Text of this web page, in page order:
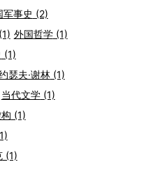
军事史 (2)
外国哲学(1)
(1)
瑟夫·谢林(1)
当代文学(1)
(1)
(1)